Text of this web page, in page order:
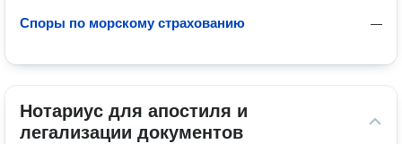
—
Споры по морскому страхованию
Нотариус для апостиля и
легализации документов